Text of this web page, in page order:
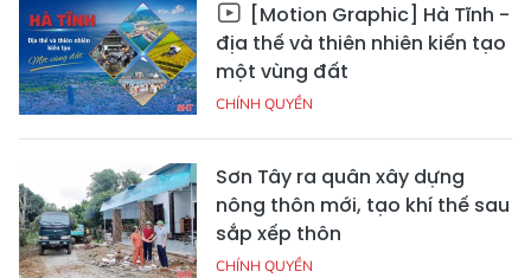
[Motion Graphic] Hà Tĩnh -
địa thế và thiên nhiên kiến tạo
một vùng đất
CHÍNH QUYỀN
Sơn Tây ra quân xây dựng
nông thôn mới, tạo khí thế sau
sắp xếp thôn
CHÍNH QUYỀN